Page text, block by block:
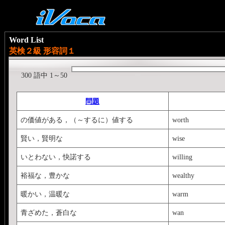
Word List
英検２級 形容詞１
300 語中 1～50
問題
の価値がある，（～するに）値する worth
賢い，賢明な wise
いとわない，快諾する willing
裕福な，豊かな wealthy
暖かい，温暖な warm
青ざめた，蒼白な wan